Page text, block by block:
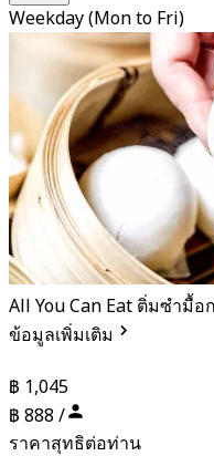
Weekday (Mon to Fri)
All You Can Eat ติ่มซำมื้
ข้อมูลเพิ่มเติม
฿ 1,045
฿ 888 /
ราคาสุทธิต่อท่าน